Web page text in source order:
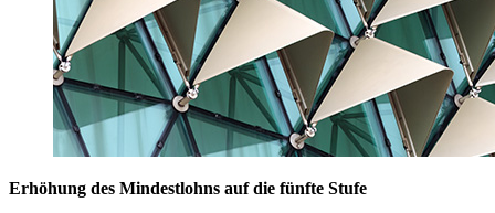
Erhöhung des Mindestlohns auf die fünfte Stufe